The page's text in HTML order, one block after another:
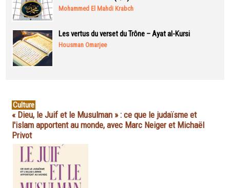
Mohammed El Mahdi Krabch
Les vertus du verset du Trône – Ayat al-Kursi
Housman Omarjee
Culture
« Dieu, le Juif et le Musulman » : ce que le judaïsme et
l'islam apportent au monde, avec Marc Neiger et Michaël
Privot